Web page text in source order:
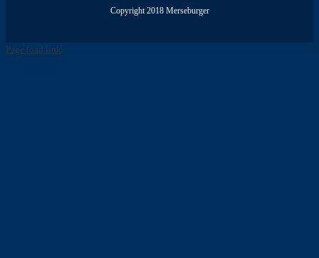
Copyright 2018 Merseburger
Page load link